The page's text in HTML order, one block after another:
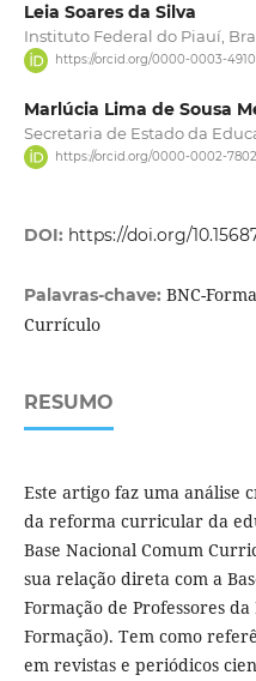
Leia Soares da Silva
Instituto Federal do Piauí,
https://orcid.org/0000-0003-
Marlúcia Lima de Sousa
Secretaria de Estado da
https://orcid.org/0000-0002-
DOI: https://doi.org/
Palavras-chave: BNC-
Currículo
RESUMO
Este artigo faz uma análise
da reforma curricular da
Base Nacional Comum
sua relação direta com a
Formação de Professores da
Formação). Tem como
em revistas e periódicos